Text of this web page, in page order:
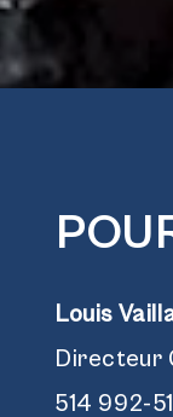
Louis
Directeur
514 992-